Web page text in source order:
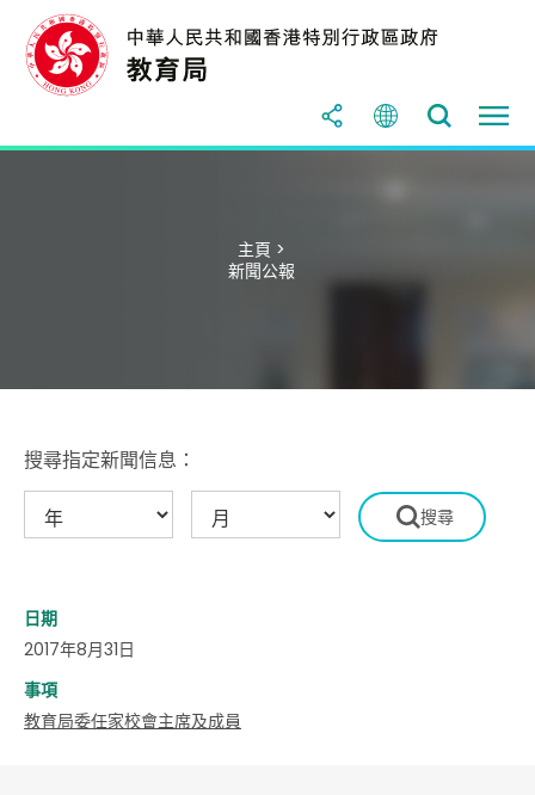
主頁 >
新聞公報
搜尋指定新聞信息：
日期
2017年8月31日
事項
教育局委任家校會主席及成員